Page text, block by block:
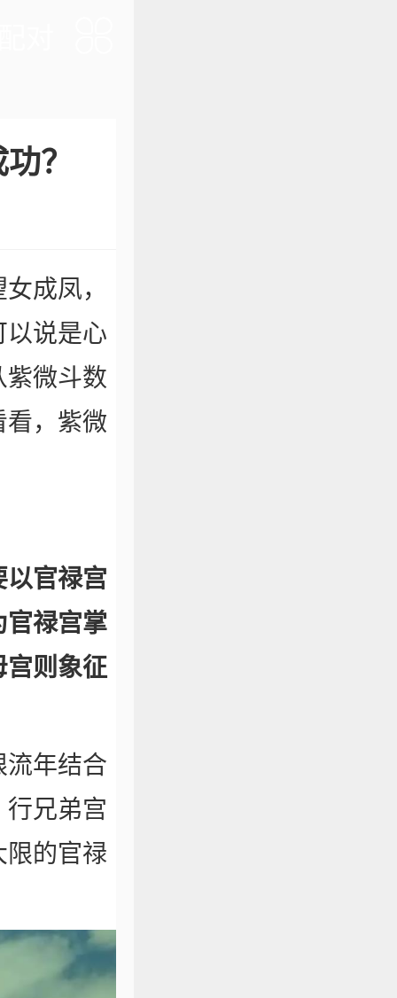
？
成凤，
以说是心
紫微斗数
看，紫微
以官禄宫
官禄宫掌
宫则象征
流年结合
兄弟宫
限的官禄